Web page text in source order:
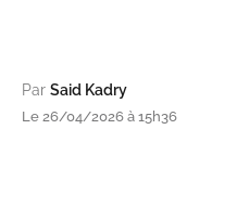
Par Said Kadry
Le 26/04/2026 à 15h36